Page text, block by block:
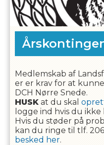
Medlemskab af
er er krav for at
DCH Nørre Snede.
HUSKat du skal
logge ind hvis du
Hvis du støder på
kan du ringe til tlf.
besked her.